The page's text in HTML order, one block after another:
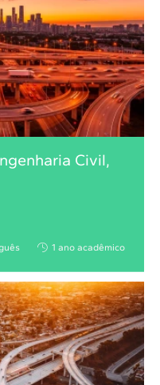
Civil,
1 ano acadêmico